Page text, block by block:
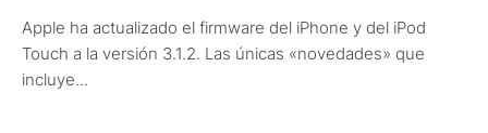
Apple ha actualizado el firmware del iPhone y del iPod
Touch a la versión 3.1.2. Las únicas «novedades» que
incluye...